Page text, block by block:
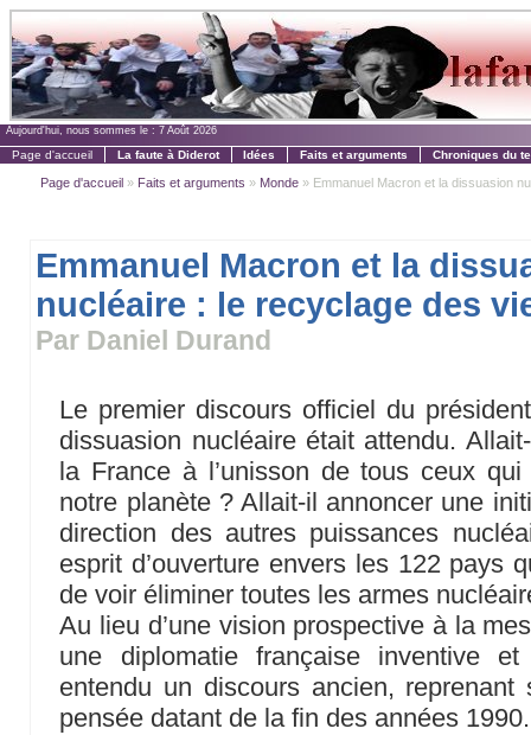
Aujourd'hui, nous sommes le : 7 Août 2026
Page d'accueil La faute à Diderot Idées Faits et arguments Chroniques du
Page d'accueil » Faits et arguments » Monde » Emmanuel Macron et la dissuasion
Emmanuel Macron et la
nucléaire : le recyclage des
Par Daniel Durand
Le premier discours officiel du
dissuasion nucléaire était attendu.
la France à l’unisson de tous ceux qui
notre planète ? Allait-il annoncer une
direction des autres puissances
esprit d’ouverture envers les 122 pays
de voir éliminer toutes les armes
Au lieu d’une vision prospective à la
une diplomatie française inventive
entendu un discours ancien,
pensée datant de la fin des années 1990.